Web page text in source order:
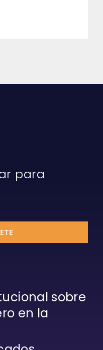
para
sobre
en la